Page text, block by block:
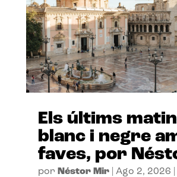
Els últims
blanc i negre
faves, por
por Néstor Mir| Ago 2, 2026